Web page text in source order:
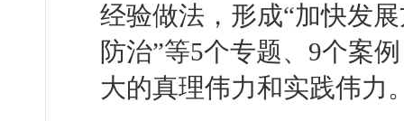
经验做法，形成“加快发
防治”等5个专题、9个案
大的真理伟力和实践伟力